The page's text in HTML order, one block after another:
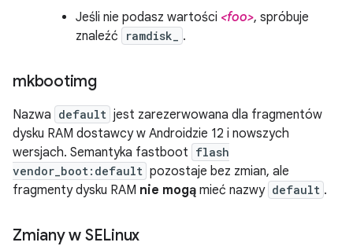
Jeśli nie podasz wartości <foo>, spróbuje
znaleźć
ramdisk_ .
mkbootimg
Nazwa default jest zarezerwowana dla fragmentów
dysku RAM dostawcy w Androidzie 12 i nowszych
wersjach. Semantyka fastboot flash
vendor_boot:default pozostaje bez zmian, ale
fragmenty dysku RAM nie mogą mieć nazwy default .
Zmiany w SELinux